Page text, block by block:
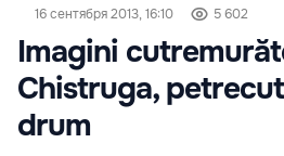
16 сентября 2013, 16:10 5 602
Imagini
Chistruga,
drum